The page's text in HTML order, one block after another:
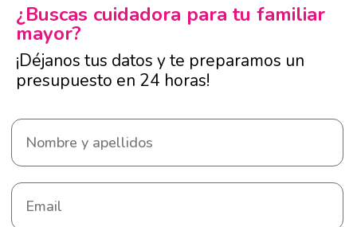
¿Buscas cuidadora para tu familiar
mayor?
¡Déjanos tus datos y te preparamos un
presupuesto en 24 horas!